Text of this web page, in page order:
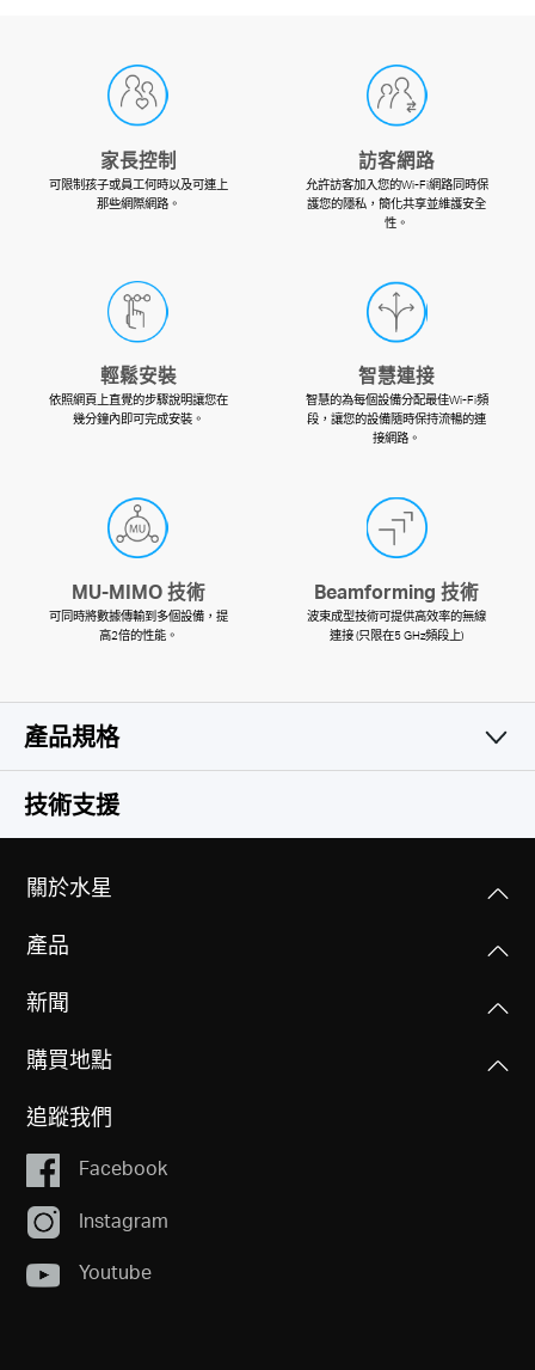
家長控制
可限制孩子或員工何時以及可連上
那些網際網路。
訪客網路
允許訪客加入您的Wi-Fi網路同時保
護您的隱私，簡化共享並維護安全
性。
輕鬆安裝
依照網頁上直覺的步驟說明讓您在
幾分鐘內即可完成安裝。
智慧連接
智慧的為每個設備分配最佳Wi-Fi頻
段，讓您的設備隨時保持流暢的連
接網路。
MU-MIMO 技術
可同時將數據傳輸到多個設備，提
高2倍的性能。
Beamforming 技術
波束成型技術可提供高效率的無線
連接 (只限在5 GHz頻段上)
產品規格
無線網路
IEEE 802.11 a/b/g/n/ac
頻率
2.4 GHz, 5 GHz
訊號速率
接收靈敏度
• 11g 54M: -77dBm
• 11n 40M MCS7: -72dBm
浮動IP/固定 IP/PPPoE/PPTP/L2TP
管理
存取控制
遠端管理
DHCP
伺服器, 位址保留, DHCP 用戶清單
通訊埠轉發
3.5 × 3.5 × 3.5 in (88 × 88 × 88 mm)
按鈕
配對按鈕, 重置按鈕
外接式電源供應器
9V/0.85A
乙太網路連接埠
• 2× Halo S12 單體
• 2× 電源供應器
環境
儲存溫度: -40°C~70°C (-40°F~158°F)
技術支援
關於水星
產品
新聞
購買地點
追蹤我們
Facebook
Instagram
Youtube